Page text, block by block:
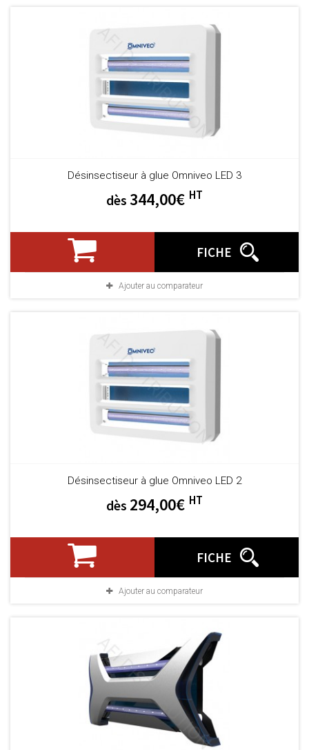
Désinsectiseur à glue Omniveo LED 3
dès 344,00€ HT
FICHE
Ajouter au comparateur
Désinsectiseur à glue Omniveo LED 2
dès 294,00€ HT
FICHE
Ajouter au comparateur